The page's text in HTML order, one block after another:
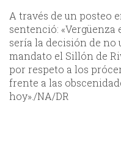
A través de un posteo
sentenció: «Vergüenza
sería la decisión de
mandato el Sillón de
por respeto a los
frente a las
hoy»./NA/DR